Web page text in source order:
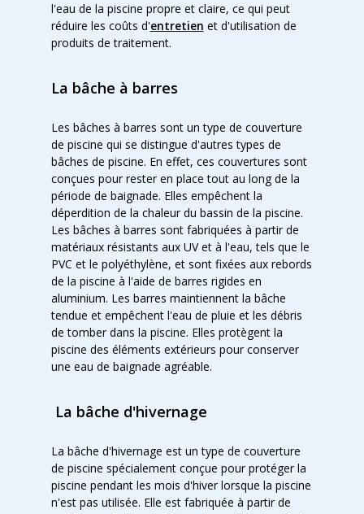
l'eau de la piscine propre et claire, ce qui peut
réduire les coûts d'entretien et d'utilisation de
produits de traitement.
La bâche à barres
Les bâches à barres sont un type de couverture
de piscine qui se distingue d'autres types de
bâches de piscine. En effet, ces couvertures sont
conçues pour rester en place tout au long de la
période de baignade. Elles empêchent la
déperdition de la chaleur du bassin de la piscine.
Les bâches à barres sont fabriquées à partir de
matériaux résistants aux UV et à l'eau, tels que le
PVC et le polyéthylène, et sont fixées aux rebords
de la piscine à l'aide de barres rigides en
aluminium. Les barres maintiennent la bâche
tendue et empêchent l'eau de pluie et les débris
de tomber dans la piscine. Elles protègent la
piscine des éléments extérieurs pour conserver
une eau de baignade agréable.
La bâche d'hivernage
La bâche d'hivernage est un type de couverture
de piscine spécialement conçue pour protéger la
piscine pendant les mois d'hiver lorsque la piscine
n'est pas utilisée. Elle est fabriquée à partir de